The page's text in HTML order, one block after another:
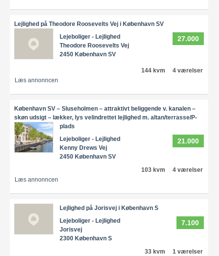
Lejlighed på Theodore Roosevelts Vej i København SV
27.000
Lejeboliger - Lejlighed
Theodore Roosevelts Vej
2450 København SV
144 kvm
4 værelser
Læs annonncen
København SV – Sluseholmen – attraktivt beliggende v. kanalen –
skøn udsigt – lækker, lys velindrettet lejlighed m. altan/terrasse/P-
plads
21.000
Lejeboliger - Lejlighed
Kenny Drews Vej
2450 København SV
103 kvm
4 værelser
Læs annonncen
Lejlighed på Jorisvej i København S
7.100
Lejeboliger - Lejlighed
Jorisvej
2300 København S
33 kvm
1 værelser